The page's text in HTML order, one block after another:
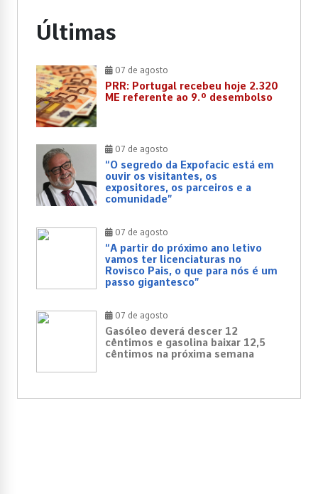
Últimas
07 de agosto
PRR: Portugal recebeu hoje 2.320
ME referente ao 9.º desembolso
07 de agosto
“O segredo da Expofacic está em
ouvir os visitantes, os
expositores, os parceiros e a
comunidade”
07 de agosto
“A partir do próximo ano letivo
vamos ter licenciaturas no
Rovisco Pais, o que para nós é um
passo gigantesco”
07 de agosto
Gasóleo deverá descer 12
cêntimos e gasolina baixar 12,5
cêntimos na próxima semana